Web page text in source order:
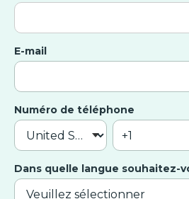
E-mail
Numéro de téléphone
Dans quelle langue souhaitez-